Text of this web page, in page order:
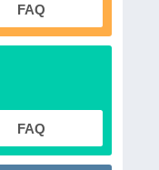
FAQ
FAQ